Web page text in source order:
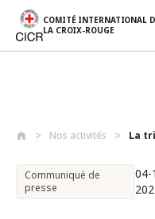
COMITÉ INTERNATIONAL
LA CROIX-ROUGE
Nos activités La
Communiqué de
presse
04-